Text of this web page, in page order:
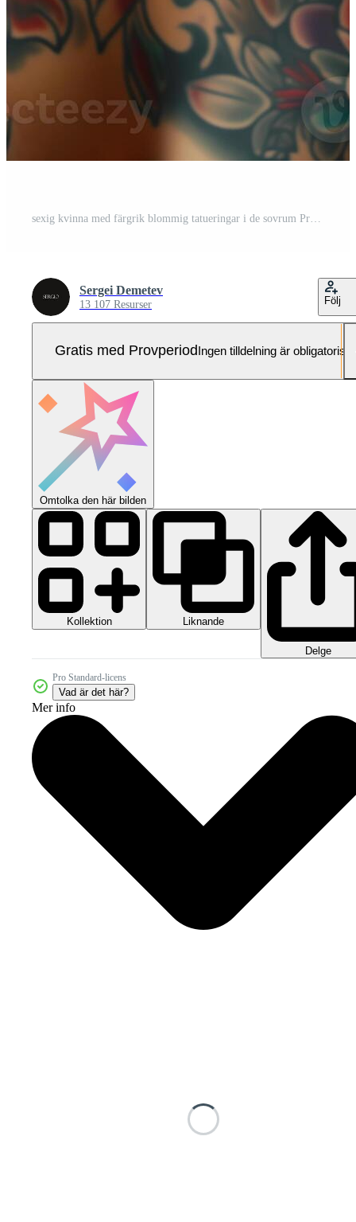
Sergei Demetev
13 107 Resurser Följ
Gratis med ProvperiodIngen tilldelning är obligatorisk
Omtolka den här bilden
Kollektion Liknande
Delge
Pro Standard-licens
Vad är det här?
Mer info